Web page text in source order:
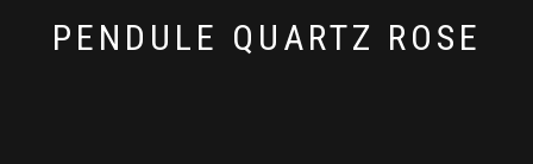
PENDULE QUARTZ ROSE